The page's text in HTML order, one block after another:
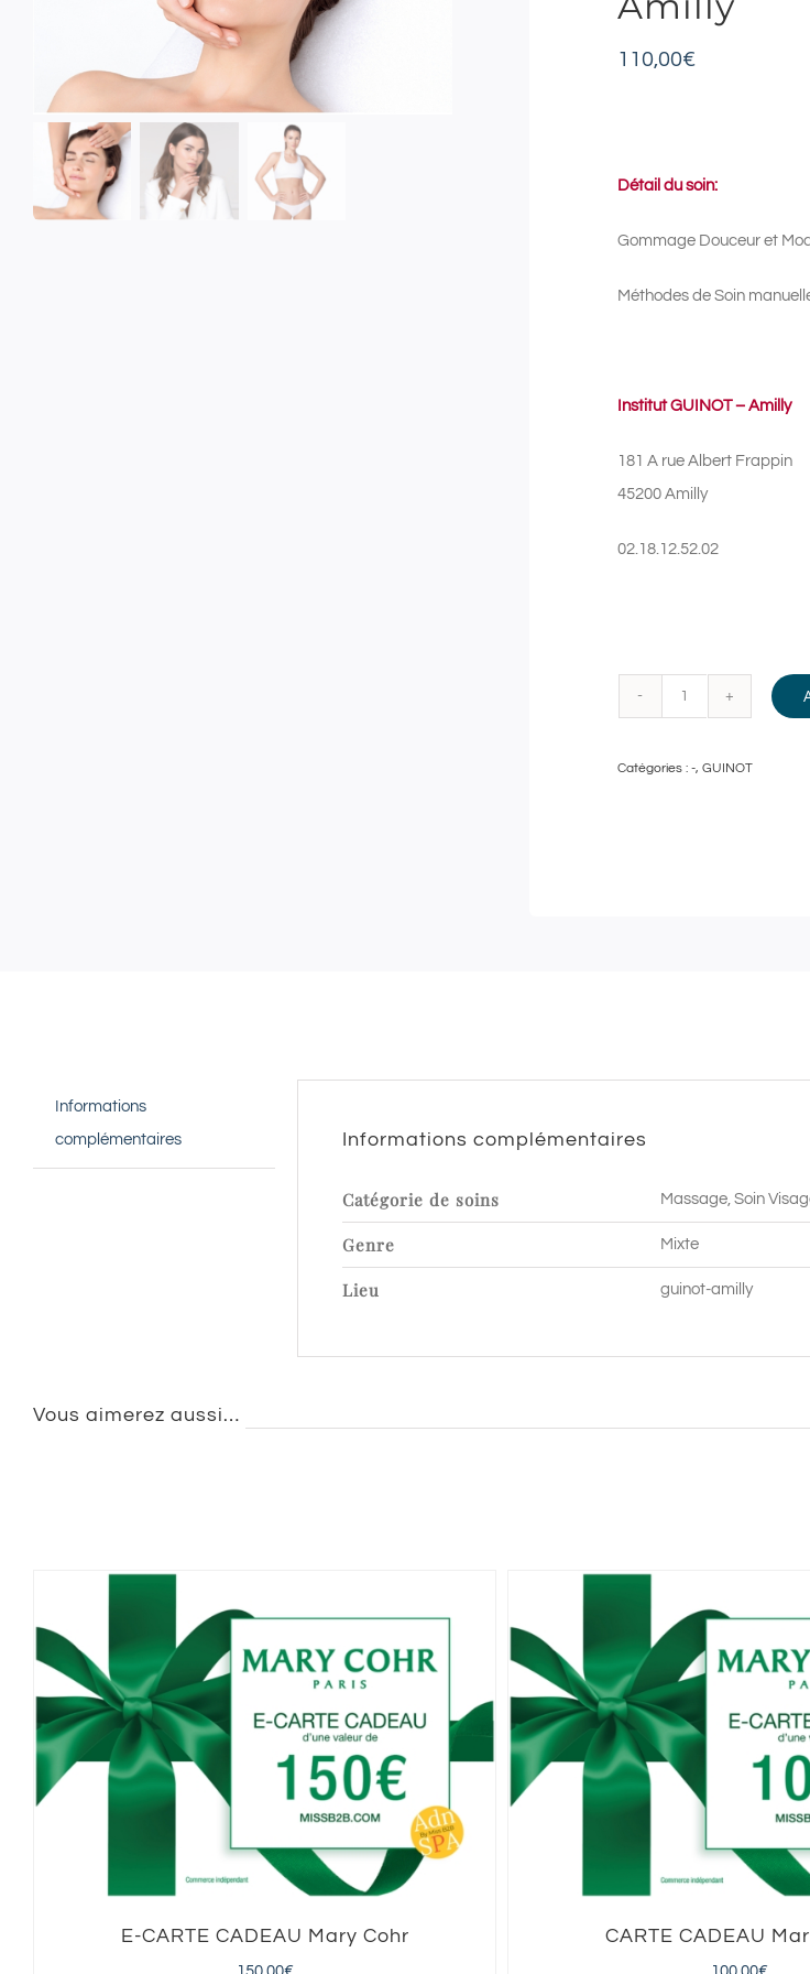
110,00€
Détail du soin:
Gommage Douceur et
Méthodes de Soin
Institut GUINOT – Amilly
181 A rue Albert Frappin
45200 Amilly
02.18.12.52.02
Guinot
Catégories :-,GUINOT
Informations
complémentaires
Informations complémentaires
Catégorie de soins Massage, Soin
Genre Mixte
Lieu guinot-amilly
Vous aimerez aussi…
E-CARTE CADEAU Mary Cohr CARTE CADEAU